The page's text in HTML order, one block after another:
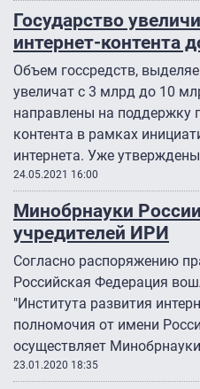
Государство
интернет-контента
Объем госсредств,
увеличат с 3 млрд до 10
направлены на поддержку
контента в рамках
интернета. Уже
24.05.2021 16:00
Минобрнауки
учредителей ИРИ
Согласно распоряжению
Российская Федерация
"Института развития
полномочия от имени
осуществляет
23.01.2020 18:35